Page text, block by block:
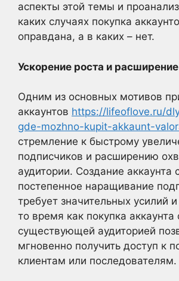
аспекты этой темы и
каких случаях покупка
оправдана, а в каких – нет.
Ускорение роста и
Одним из основных мотивов
аккаунтов https://lifeoflove.ru/
gde-mozhno-kupit-akkaunt-
стремление к быстрому
подписчиков и расширению
аудитории. Создание аккаунта
постепенное наращивание
требует значительных усилий
то время как покупка аккаунта
существующей аудиторией
мгновенно получить доступ к
клиентам или последователям.